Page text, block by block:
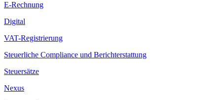
E-Rechnung
Digital
VAT-Registrierung
Steuerliche Compliance und Berichterstattung
Steuersätze
Nexus